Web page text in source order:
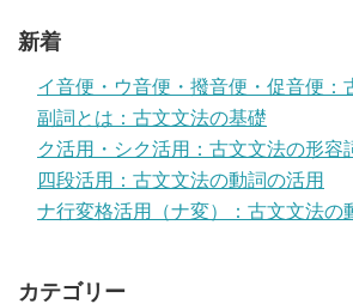
新着
イ音便・ウ音便・撥音便・促音便：
副詞とは：古文文法の基礎
ク活用・シク活用：古文文法の形容
四段活用：古文文法の動詞の活用
ナ行変格活用（ナ変）：古文文法の
カテゴリー